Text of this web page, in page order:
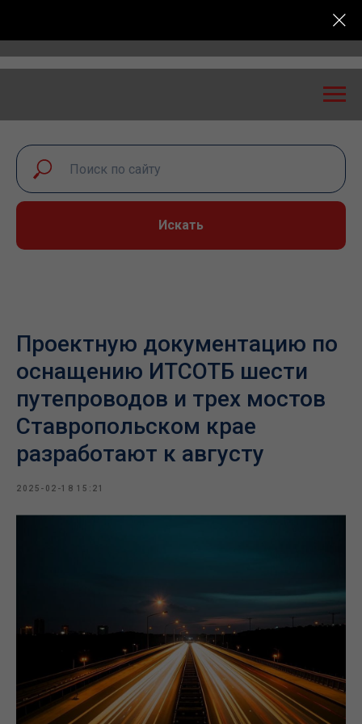
экспертный диалог – 2026» пройдет в Самаре 24-
Искать
Проектную документацию по
оснащению ИТСОТБ шести
путепроводов и трех мостов
Ставропольском крае
разработают к августу
2025-02-18 15:21